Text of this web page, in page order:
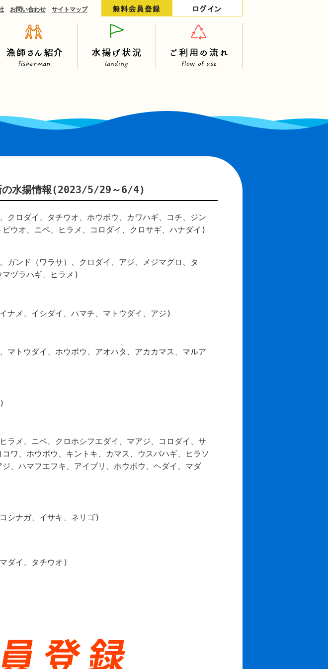
お問い合わせ サイトマップ
の水揚情報(2023/5/29～6/4)
クロダイ、タチウオ、ホウボウ、カワハギ、コチ、ジン
ウオ、ニベ、ヒラメ、コロダイ、クロサギ、ハナダイ)
ガンド（ワラサ）、クロダイ、アジ、メジマグロ、タ
ヅラハギ、ヒラメ)
ナメ、イシダイ、ハマチ、マトウダイ、アジ)
マトウダイ、ホウボウ、アオハタ、アカカマス、マルア
ラメ、ニベ、クロホシフエダイ、マアジ、コロダイ、サ
ワ、ホウボウ、キントキ、カマス、ウスバハギ、ヒラソ
、ハマフエフキ、アイブリ、ホウボウ、ヘダイ、マダ
シナガ、イサキ、ネリゴ)
ダイ、タチウオ)